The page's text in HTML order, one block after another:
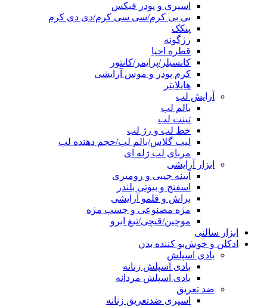
اسپری و پودر فیکس
بی بی کرم/سی سی کرم/دی دی کرم
پنکک
رژگونه
قطره احیا
کانسیلر/پرایمر/کانتور
کرم پودر و موس آرایشی
هایلایتر
آرایش لب
بالم لب
تینت لب
خط لب و رژ لب
لیپ گلاس/بالم لب/حجم دهنده لب
مربای لب ژله ای
ابزار آرایشی
آیینه جیبی و رومیزی
اسفنج و بیوتی بلندر
براش و قلمو آرایشی
مژه مصنوعی و چسب مژه
موچین/قیچی/تیغ ابرو
ابزار سالنی
ادکلن و خوش‌بو کننده بدن
بادی اسپلش
بادی اسپلش زنانه
بادی اسپلش مردانه
ضد تعریق
اسپری ضدتعریق زنانه